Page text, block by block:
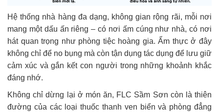
Hệ thống nhà hàng đa dạng, không gian rộng rãi, mỗi nơi
mang một dấu ấn riêng – có nơi ấm cúng như nhà, có nơi
hát quan trọng như phòng tiệc hoàng gia. Ẩm thực ở đây
không chỉ để no bụng mà còn tận dụng tác dụng để lưu giữ
cảm xúc và gắn kết con người trong những khoảnh khắc
đáng nhớ.
Không chỉ dừng lại ở món ăn, FLC Sầm Sơn còn là thiên
đường của các loại thuốc thanh ven biển và phòng đẳng